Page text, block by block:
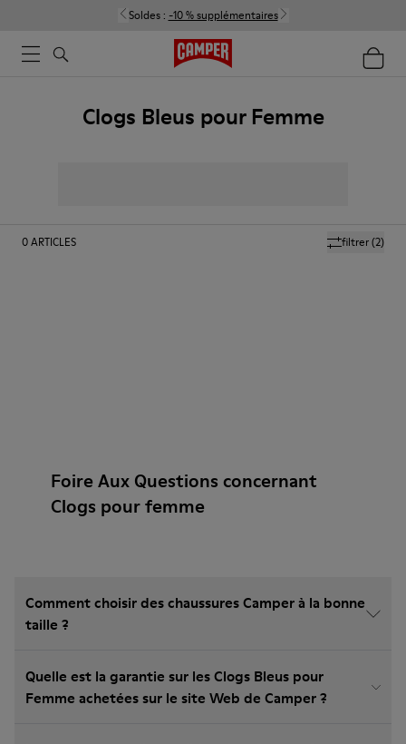
Soldes : -10 % supplémentaires
Clogs Bleus pour Femme
filtrer(2)
0ARTICLES
Foire Aux Questions concernant
Clogs pour femme
Comment choisir des chaussures Camper à la bonne
taille ?
Quelle est la garantie sur les Clogs Bleus pour
Femme achetées sur le site Web de Camper ?